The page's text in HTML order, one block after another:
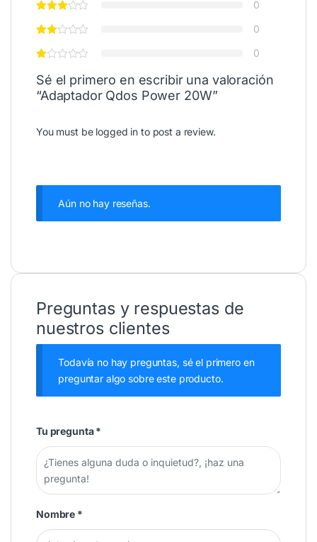
0
0
0
Sé el primero en escribir una valoración
“Adaptador Qdos Power 20W”
You must be logged in to post a review.
Aún no hay reseñas.
Preguntas y respuestas de
nuestros clientes
Todavía no hay preguntas, sé el primero en
preguntar algo sobre este producto.
Tu pregunta*
Nombre *